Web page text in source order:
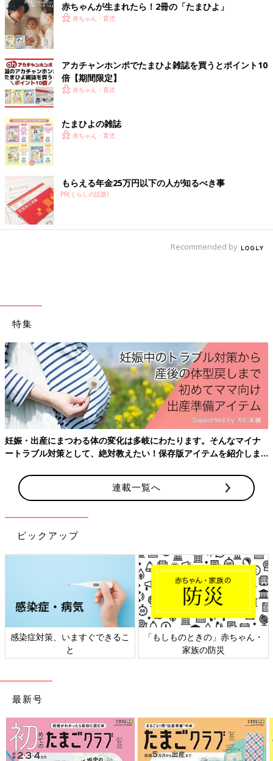
『精神科医 Tomyが教える 1秒で悩みが吹き飛ぶ言葉』より Tomy'sVoice
079〜悩み〜
――子育てに中は頑張ってるのにうまくいかないこと、正解がわ
からないことだらけで悩むことばかり。落ち込んでしまうときど
うしたらいいですか？
Tomy先生（以下敬称略）子どものことに一生懸命だからこそ悩
んです。「悩んでる自分は頑張ってる！」と自分を肯定できるよ
うな言葉に言い換えてみると、気持ちが切り替わって、悩み過ぎ
ずにすみますよ。
「悩んでいるのは、頑張っているから！」と、悩む前に自分を認
204〜ストレス〜
――育児中のママは、なかなかトイレに行くことができない、食
事ができない、友だちと会えない、などの小さなストレスが続き
ます。どんな対処のしかたがあるのでしょうか。
赤ちゃんが生まれたら！2冊の「たまひよ」
赤ちゃん・育児
アカチャンホンポでたまひよ雑誌を買うとポイント10
倍【期間限定】
赤ちゃん・育児
たまひよの雑誌
赤ちゃん・育児
もらえる年金25万円以下の人が知るべき事
PR(くらしの話題)
Recommended by
特集
妊娠・出産にまつわる体の変化は多岐にわたります。そんなマイナ
ートラブル対策として、絶対教えたい！保存版アイテムを紹介しま
連載一覧へ
ピックアップ
感染症対策、いますぐできるこ
と
「もしものときの」赤ちゃん・
家族の防災
最新号